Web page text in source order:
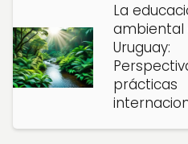
La
ambiental
Uruguay:
prácticas